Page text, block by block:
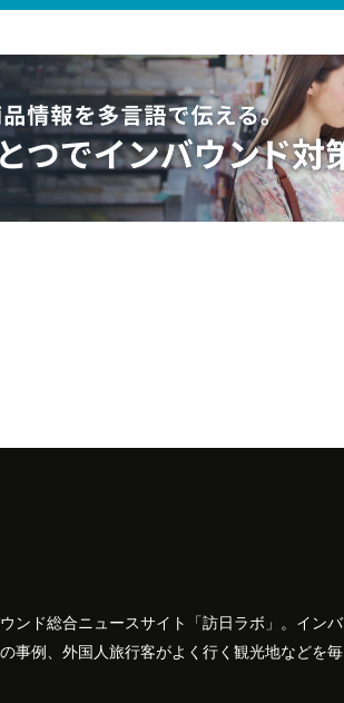
ンド総合ニュースサイト「訪日ラボ」。イ
例、外国人旅行客がよく行く観光地などを毎